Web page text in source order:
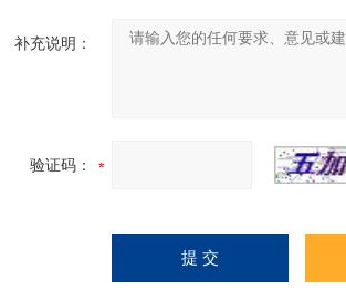
补充说明：
验证码：